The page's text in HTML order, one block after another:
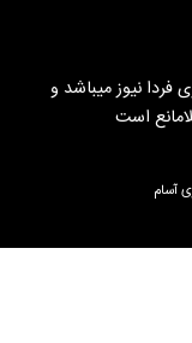
نیوز میباشد و
است